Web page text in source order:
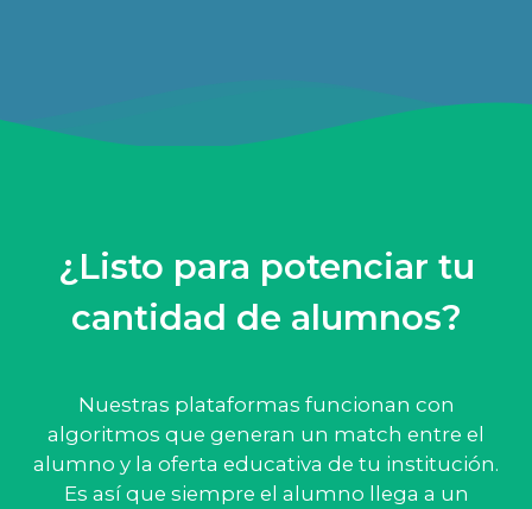
¿Listo para potenciar tu
cantidad de alumnos?
Nuestras plataformas funcionan con
algoritmos que generan un match entre el
alumno y la oferta educativa de tu institución.
Es así que siempre el alumno llega a un